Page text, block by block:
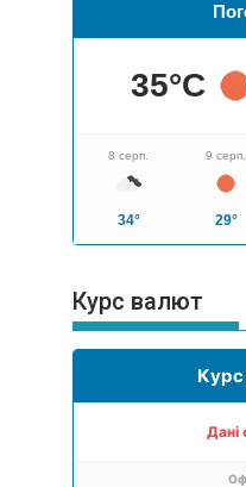
35°C
8 серп.
34°
9 серп.
29°
Курс валют
Дані